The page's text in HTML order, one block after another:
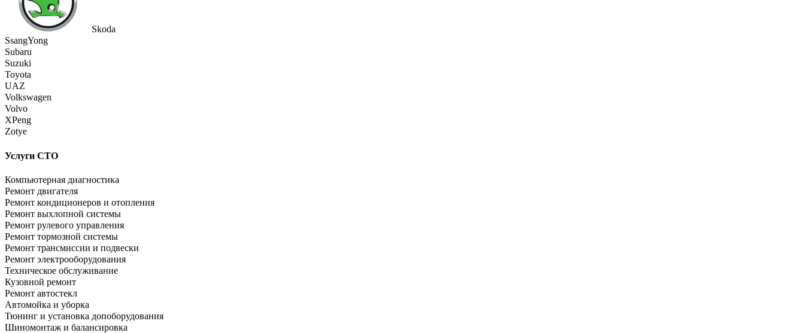
Skoda
SsangYong
Subaru
Suzuki
Toyota
UAZ
Volkswagen
Volvo
XPeng
Zotye
Услуги СТО
Компьютерная диагностика
Ремонт двигателя
Ремонт кондиционеров и отопления
Ремонт выхлопной системы
Ремонт рулевого управления
Ремонт тормозной системы
Ремонт трансмиссии и подвески
Ремонт электрооборудования
Техническое обслуживание
Кузовной ремонт
Ремонт автостекл
Автомойка и уборка
Тюнинг и установка допоборудования
Шиномонтаж и балансировка